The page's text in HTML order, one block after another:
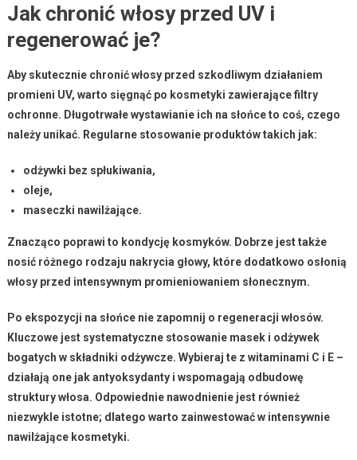
Jak chronić włosy przed UV i
regenerować je?
Aby skutecznie chronić włosy przed szkodliwym działaniem
promieni UV, warto sięgnąć po kosmetyki zawierającefiltry
ochronne. Długotrwałe wystawianie ich na słońce to coś, czego
należy unikać. Regularne stosowanie produktów takich jak:
odżywki bez spłukiwania,
oleje,
maseczki nawilżające.
Znacząco poprawi to kondycję kosmyków. Dobrze jest także
nosić różnego rodzaju nakrycia głowy, które dodatkowo osłonią
włosy przed intensywnym promieniowaniem słonecznym.
Po ekspozycji na słońce nie zapomnij o regeneracji włosów.
Kluczowe jest systematyczne stosowanie masek i odżywek
bogatych w składniki odżywcze. Wybieraj te z witaminami C i E–
działają one jak antyoksydanty i wspomagają odbudowę
struktury włosa. Odpowiednie nawodnienie jest również
niezwykle istotne; dlatego warto zainwestować w intensywnie
nawilżające kosmetyki.